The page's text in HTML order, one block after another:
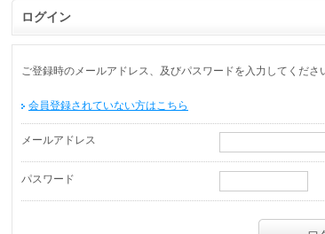
ログイン
ご登録時のメールアドレス、及びパスワードを入力してくださ
会員登録されていない方はこちら
メールアドレス
パスワード